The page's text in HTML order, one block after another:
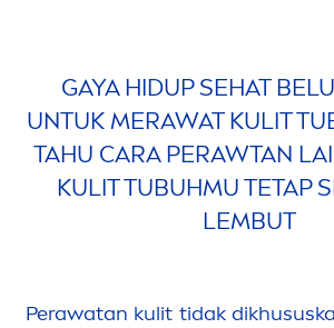
GAYA HIDUP SEHAT
UNTUK MERAWAT KULIT
TAHU CARA PERAWTAN
KULIT TUBUHMU TETAP
LEMBUT
Perawatan kulit tidak